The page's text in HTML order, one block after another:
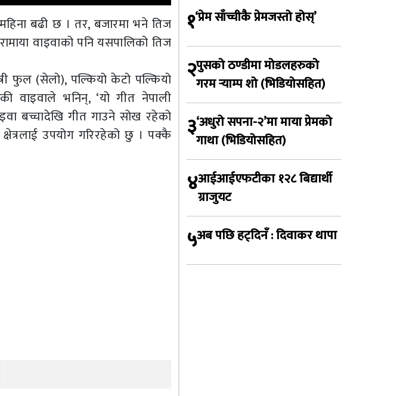
बढी छ । तर, बजारमा भने तिज
वाइवाको पनि यसपालिको तिज
फुल (सेलो), पल्कियो केटो पल्कियो
वाइवाले भनिन्, ‘यो गीत नेपाली
बच्चादेखि गीत गाउने सोख रहेको
उपयोग गरिरहेको छु । पक्कै
१‘प्रेम साँच्चीकै प्रेमजस्तो होस्’
२पुसको ठण्डीमा मोडलहरुको
गरम र्‍याम्प शो (भिडियोसहित)
३‘अधुरो सपना-२’मा माया प्रेमको
गाथा (भिडियोसहित)
४आईआईएफटीका १२८ बिद्यार्थी
ग्राजुयट
५अब पछि हट्दिनँ : दिवाकर थापा